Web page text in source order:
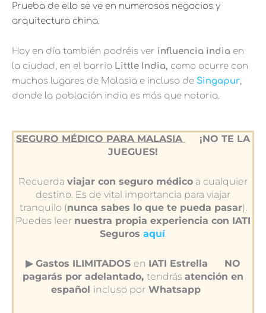
Prueba de ello se ve en numerosos negocios y
arquitectura china.
Hoy en día también podréis ver influencia india en
la ciudad, en el barrio Little India, como ocurre con
muchos lugares de Malasia e incluso de Singapur,
donde la población india es más que notoria.
SEGURO MÉDICO PARA MALASIA
¡NO TE LA
JUEGUES!
Recuerda viajar con seguro médico a cualquier
destino. Es de vital importancia para viajar
tranquilo (nunca sabes lo que te pueda pasar).
Puedes leer nuestra propia experiencia con IATI
Seguros aquí.
▶︎ Gastos ILIMITADOS en IATI Estrella
NO
pagarás por adelantado, tendrás atención en
español incluso por Whatsapp